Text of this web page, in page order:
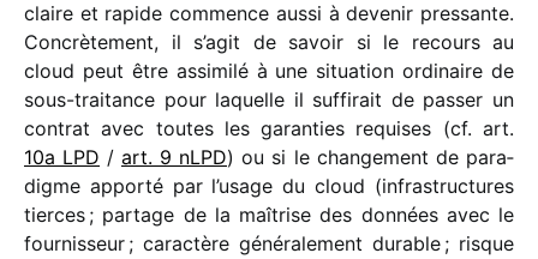
claire et rapide commence aussi à deve­nir pres­sante.
Concrètement, il s’agit de savoir si le recours au
cloud peut être assi­milé à une situa­tion ordi­naire de
sous-trai­tance pour laquelle il suffi­rait de passer un
contrat avec toutes les garan­ties requises (cf. art.
10a LPD /​ art. 9 nLPD) ou si le chan­ge­ment de para­
digme apporté par l’usage du cloud (infra­struc­tures
tierces ; partage de la maîtrise des données avec le
four­nis­seur ; carac­tère géné­ra­le­ment durable ; risque